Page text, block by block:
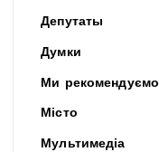
Депутаты
Думки
Ми рекомендуємо
Місто
Мультимедіа